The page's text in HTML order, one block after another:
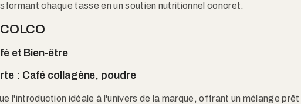
chaque tasse en un soutien nutritionnel concret.
et Bien-être
: Café collagène, poudre
l'introduction idéale à l'univers de la marque, offrant un mélange prêt